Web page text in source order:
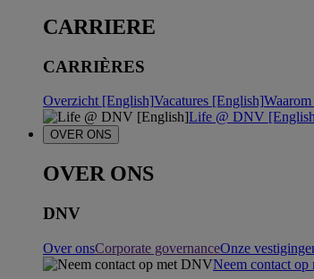
CARRIERE
CARRIÈRES
Overzicht [English]Vacatures [English]
Life @ DNV
OVER ONS
OVER ONS
DNV
Over onsCorporate governanceOnze
Neem contact